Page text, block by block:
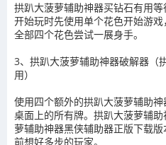
拱趴大菠萝辅助神器买钻石有用
开始玩时先使用单个花色开始游
全部四个花色尝试一展身手。
3、拱趴大菠萝辅助神器破解器（
用）
使用四个额外的拱趴大菠萝辅助
桌面上的所有牌。拱趴大菠萝辅
萝辅助神器黑侠辅助器正版下载
前想好多步的玩家。